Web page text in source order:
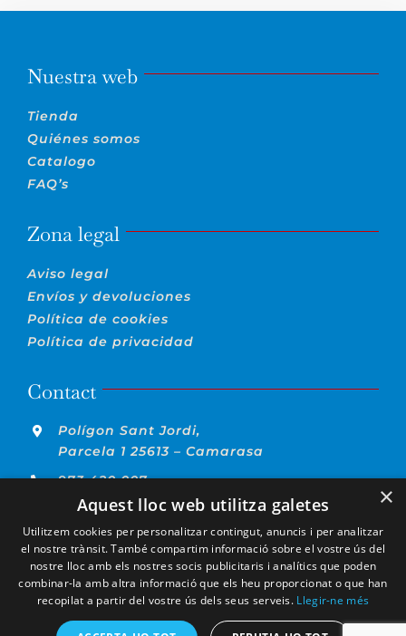
Nuestra web
Tienda
Quiénes somos
Catalogo
FAQ’s
Zona legal
Aviso legal
Envíos y devoluciones
Política de cookies
Política de privacidad
Contact
Polígon Sant Jordi,
Parcela 1 25613 – Camarasa
973 420 007
info@jovevinyes.com
×
Aquest lloc web utilitza galetes
Utilitzem cookies per personalitzar contingut, anuncis i per analitzar
el nostre trànsit. També compartim informació sobre el vostre ús del
nostre lloc amb els nostres socis publicitaris i analítics que poden
combinar-la amb altra informació que els heu proporcionat o que han
recopilat a partir del vostre ús dels seus serveis. Llegir-ne més